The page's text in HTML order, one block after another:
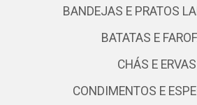
BANDEJAS E PRATOS
BATATAS E
CHÁS E ERVAS
CONDIMENTOS E